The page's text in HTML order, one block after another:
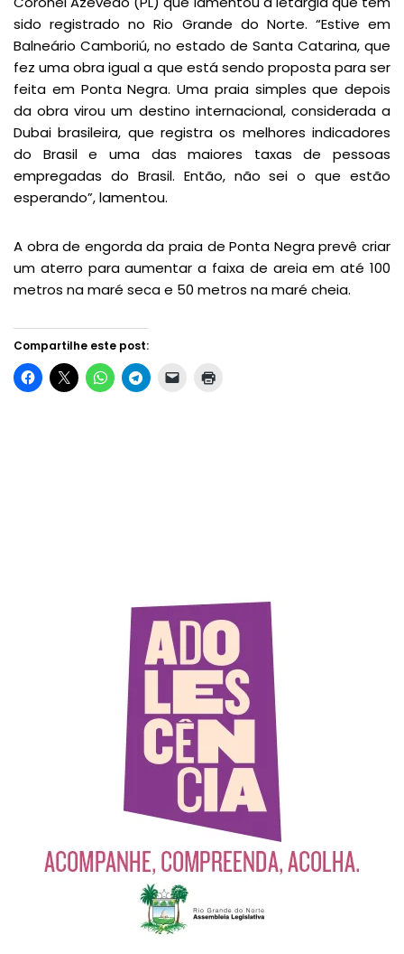
sido registrado no Rio Grande do Norte. “Estive em
Balneário Camboriú, no estado de Santa Catarina, que
fez uma obra igual a que está sendo proposta para ser
feita em Ponta Negra. Uma praia simples que depois
da obra virou um destino internacional, considerada a
Dubai brasileira, que registra os melhores indicadores
do Brasil e uma das maiores taxas de pessoas
empregadas do Brasil. Então, não sei o que estão
esperando”, lamentou.
A obra de engorda da praia de Ponta Negra prevê criar
um aterro para aumentar a faixa de areia em até 100
metros na maré seca e 50 metros na maré cheia.
Compartilhe este post: